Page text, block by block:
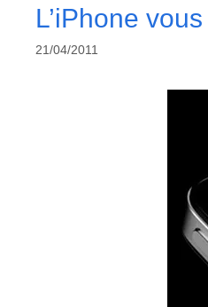
L’iPhone
21/04/2011